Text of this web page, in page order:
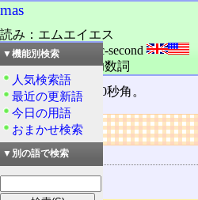
mas
読み：エムエイエス
外語：mas: milli arc-second
品詞：名詞,単位助数詞
ミリ秒角。1/1000秒角。
リンク
関連する用語
秒角
▼機能別検索
人気検索語
最近の更新語
今日の用語
おまかせ検索
▼別の語で検索